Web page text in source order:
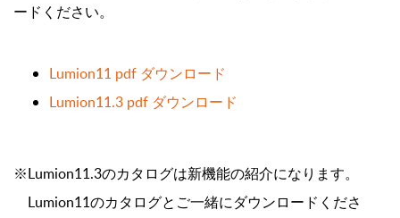
ードください。
Lumion11 pdf ダウンロード
Lumion11.3 pdf ダウンロード
※Lumion11.3のカタログは新機能の紹介になります。
Lumion11のカタログとご一緒にダウンロードくださ